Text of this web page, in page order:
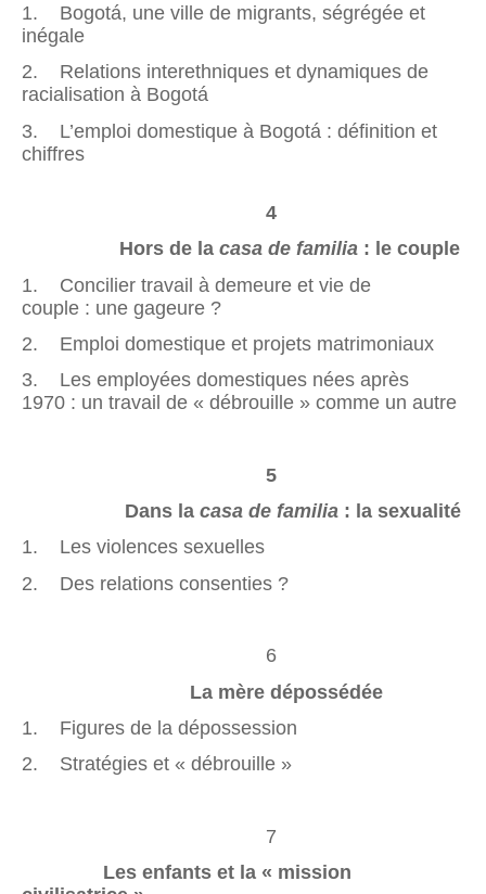
1. Bogotá, une ville de migrants, ségrégée et
inégale
2. Relations interethniques et dynamiques de
racialisation à Bogotá
3. L’emploi domestique à Bogotá : définition et
chiffres
4
Hors de la casa de familia : le couple
1. Concilier travail à demeure et vie de
couple : une gageure ?
2. Emploi domestique et projets matrimoniaux
3. Les employées domestiques nées après
1970 : un travail de « débrouille » comme un autre
5
Dans la casa de familia : la sexualité
1. Les violences sexuelles
2. Des relations consenties ?
6
La mère dépossédée
1. Figures de la dépossession
2. Stratégies et « débrouille »
7
Les enfants et la « mission